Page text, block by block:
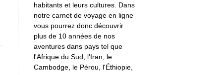
habitants et leurs cultures. Dans
notre carnet de voyage en ligne
vous pourrez donc découvrir
plus de 10 années de nos
aventures dans pays tel que
l'Afrique du Sud, l'Iran, le
Cambodge, le Pérou, l'Éthiopie,